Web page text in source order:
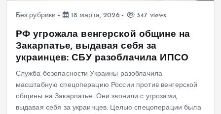
Без рубрики 18 марта, 2026 347 views
РФ угрожала венгерской общине на
Закарпатье, выдавая себя за
украинцев: СБУ разоблачила ИПСО
Служба безопасности Украины разоблачила
масштабную спецоперацию России против венгерской
общины на Закарпатье. Они звонили с угрозами,
выдавая себя за украинцев. Целью спецоперации была